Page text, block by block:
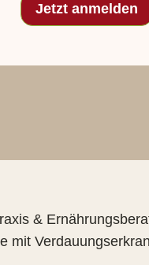
Jetzt anmelden
&
mit